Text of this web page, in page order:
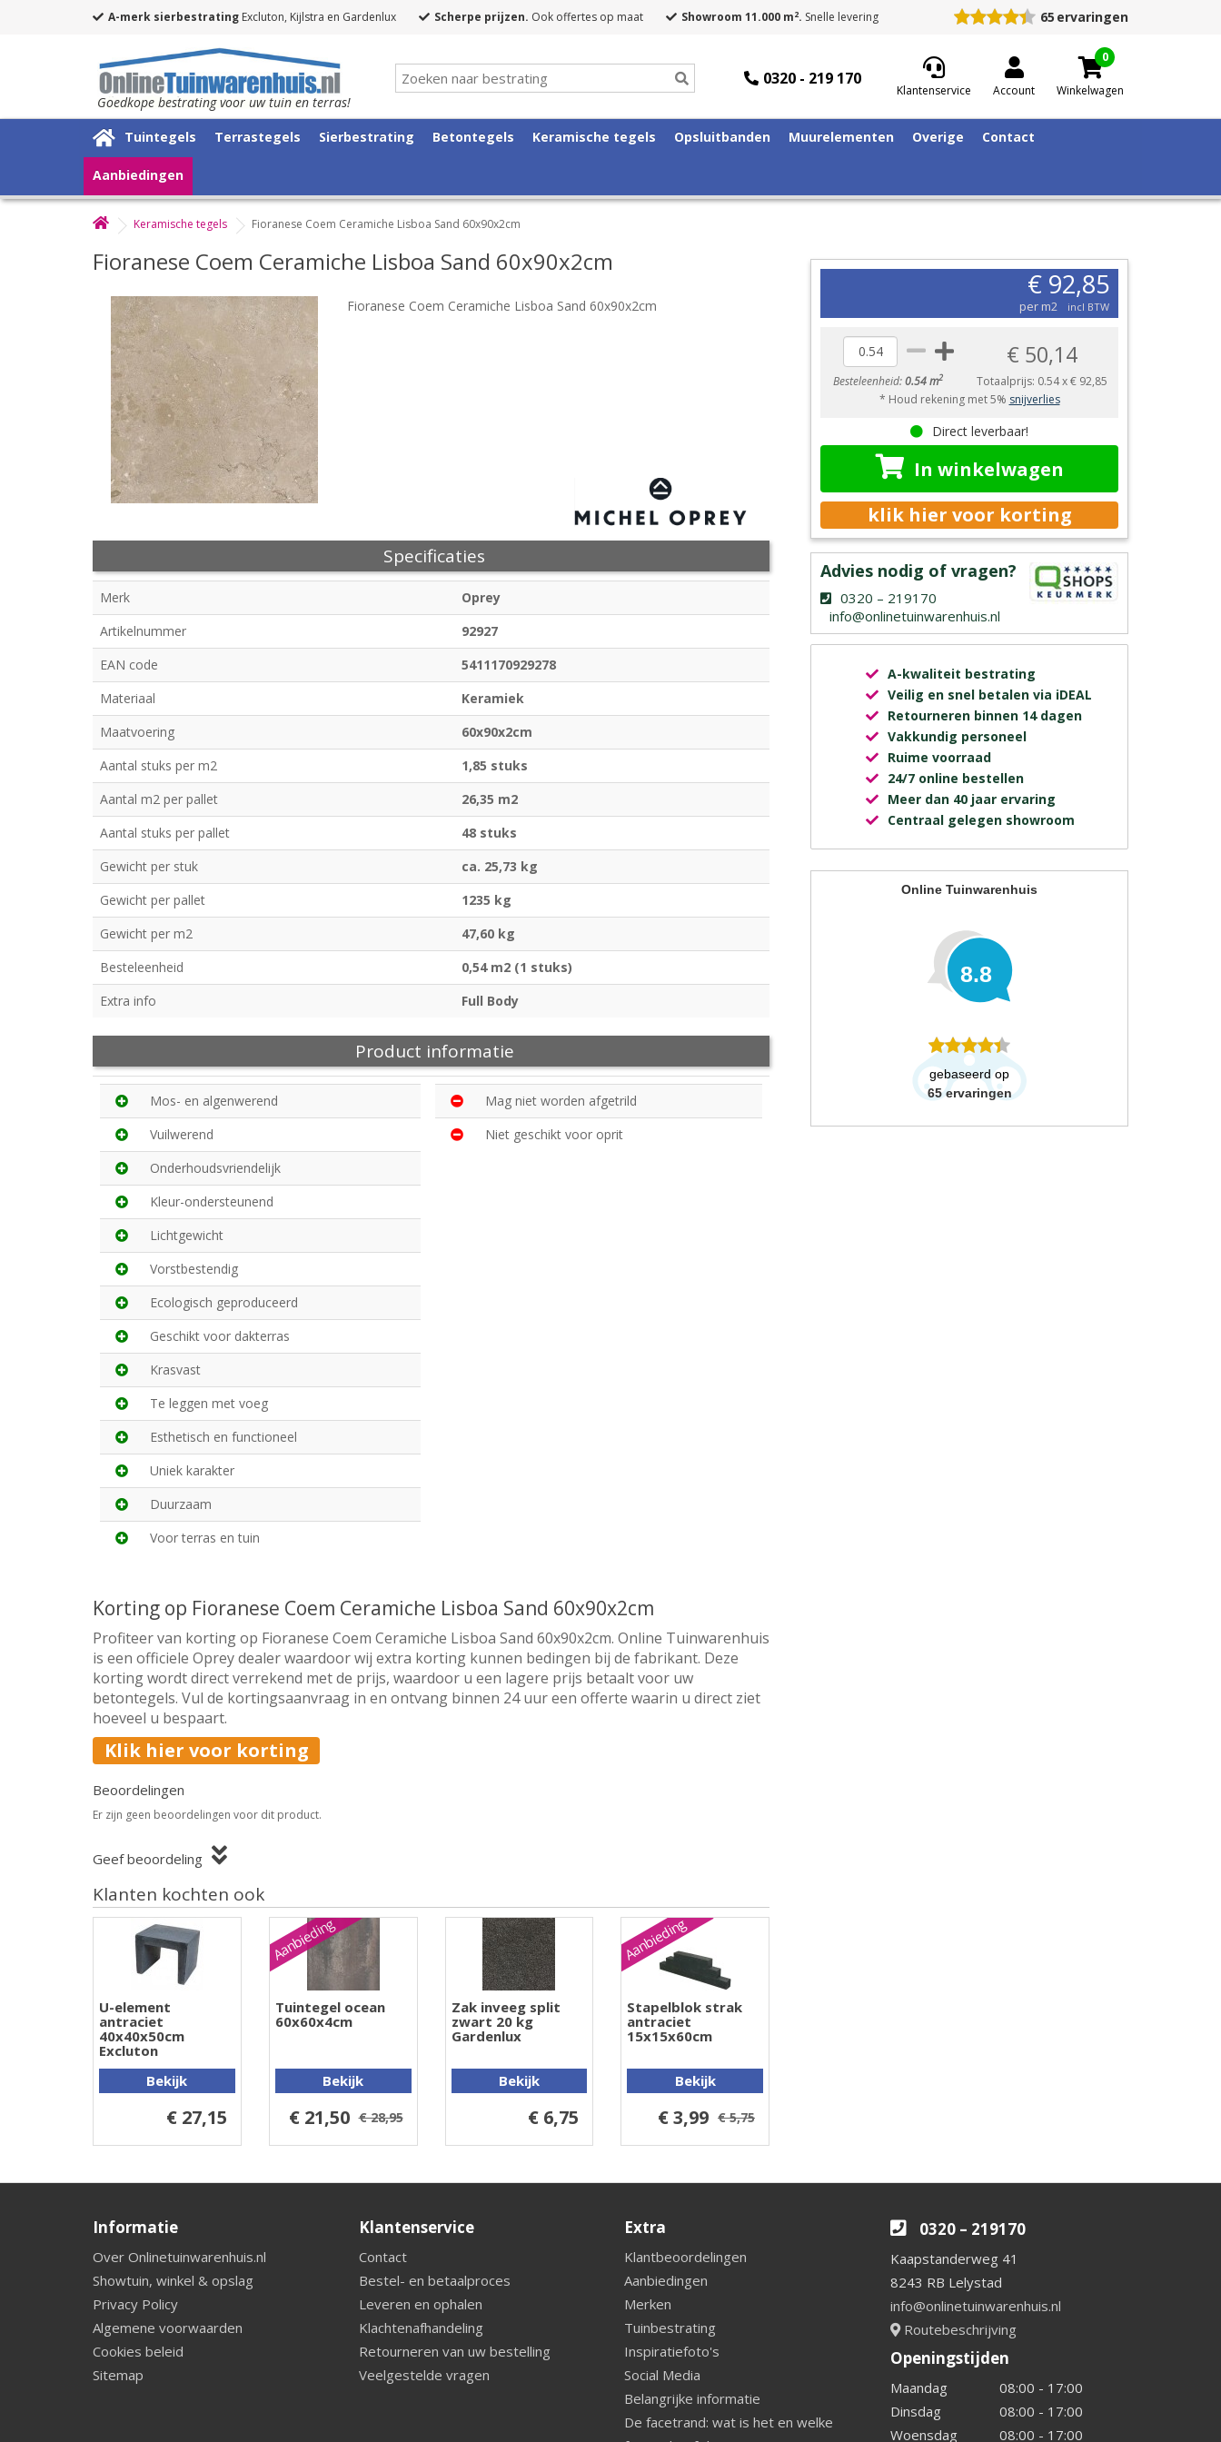
A-merk sierbestrating Excluton, Kijlstra en Gardenlux Scherpe prijzen. Ook offertes op maat Showroom 11.000 m2. Snelle levering 65 ervaringen
Goedkope bestrating voor uw tuin en terras!
0320 - 219 170
Klantenservice Account
0
Winkelwagen
Tuintegels Terrastegels Sierbestrating Betontegels Keramische tegels Opsluitbanden Muurelementen Overige Contact
Aanbiedingen
Keramische tegels Fioranese Coem Ceramiche Lisboa Sand 60x90x2cm
Fioranese Coem Ceramiche Lisboa Sand 60x90x2cm
Fioranese Coem Ceramiche Lisboa Sand 60x90x2cm
Specificaties
Merk
Oprey
Artikelnummer
92927
EAN code
5411170929278
Materiaal
Keramiek
Maatvoering
60x90x2cm
Aantal stuks per m2
1,85 stuks
Aantal m2 per pallet
26,35 m2
Aantal stuks per pallet
48 stuks
Gewicht per stuk
ca. 25,73 kg
Gewicht per pallet
1235 kg
Gewicht per m2
47,60 kg
Besteleenheid
0,54 m2 (1 stuks)
Extra info
Full Body
Product informatie
Mos- en algenwerend
Vuilwerend
Onderhoudsvriendelijk
Kleur-ondersteunend
Lichtgewicht
Vorstbestendig
Ecologisch geproduceerd
Geschikt voor dakterras
Krasvast
Te leggen met voeg
Esthetisch en functioneel
Uniek karakter
Duurzaam
Voor terras en tuin
Mag niet worden afgetrild
Niet geschikt voor oprit
Korting op Fioranese Coem Ceramiche Lisboa Sand 60x90x2cm
Profiteer van korting op Fioranese Coem Ceramiche Lisboa Sand 60x90x2cm. Online Tuinwarenhuis
is een officiele Oprey dealer waardoor wij extra korting kunnen bedingen bij de fabrikant. Deze
korting wordt direct verrekend met de prijs, waardoor u een lagere prijs betaalt voor uw
betontegels. Vul de kortingsaanvraag in en ontvang binnen 24 uur een offerte waarin u direct ziet
hoeveel u bespaart.
Klik hier voor korting
Beoordelingen
Er zijn geen beoordelingen voor dit product.
Geef beoordeling
Klanten kochten ook
U-element
antraciet
40x40x50cm
Excluton
Bekijk
€ 27,15
Aanbieding
Tuintegel ocean
60x60x4cm
Bekijk
€ 21,50 € 28,95
Zak inveeg split
zwart 20 kg
Gardenlux
Bekijk
€ 6,75
Aanbieding
Stapelblok strak
antraciet
15x15x60cm
Bekijk
€ 3,99 € 5,75
€ 92,85
per m2 incl BTW
Besteleenheid:0.54 m2
€ 50,14
Totaalprijs: 0.54x€ 92,85
* Houd rekening met 5% snijverlies
Direct leverbaar!
In winkelwagen
klik hier voor korting
Advies nodig of vragen?
0320 – 219170
info@onlinetuinwarenhuis.nl
A-kwaliteit bestrating
Veilig en snel betalen via iDEAL
Retourneren binnen 14 dagen
Vakkundig personeel
Ruime voorraad
24/7 online bestellen
Meer dan 40 jaar ervaring
Centraal gelegen showroom
Online Tuinwarenhuis
8.8
gebaseerd op
65 ervaringen
Informatie
Over Onlinetuinwarenhuis.nl
Showtuin, winkel & opslag
Privacy Policy
Algemene voorwaarden
Cookies beleid
Sitemap
Klantenservice
Contact
Bestel- en betaalproces
Leveren en ophalen
Klachtenafhandeling
Retourneren van uw bestelling
Veelgestelde vragen
Extra
Klantbeoordelingen
Aanbiedingen
Merken
Tuinbestrating
Inspiratiefoto's
Social Media
Belangrijke informatie
De facetrand: wat is het en welke
0320 – 219170
Kaapstanderweg 41
8243 RB Lelystad
info@onlinetuinwarenhuis.nl
Routebeschrijving
Openingstijden
Maandag
08:00 - 17:00
Dinsdag
08:00 - 17:00
Woensdag
08:00 - 17:00